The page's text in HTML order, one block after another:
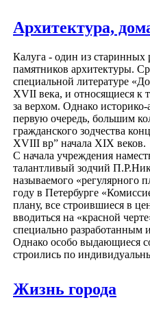
Архитектура,
Калуга - один из старинных
памятников архитектуры.
специальной литературе
XVII века, и относящиеся к
за верхом. Однако
первую очередь, большим
гражданского зодчества
XVIII вр” начала XIX веков.
С начала учреждения
талантливый зодчий
называемого «регулярного
году в Петербурге
плану, все строившиеся в
вводиться на «красной
специально
Однако особо выдающиеся
строились по
Жизнь города